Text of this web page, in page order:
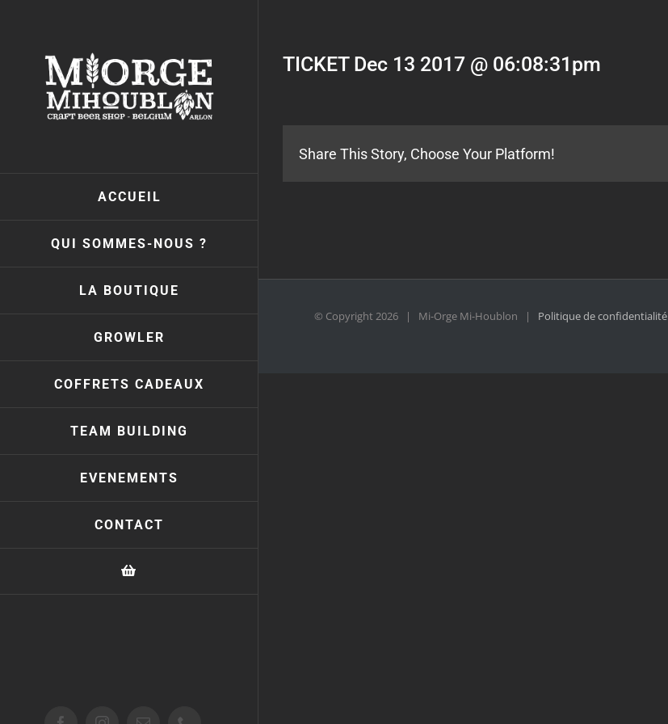
ACCUEIL
QUI SOMMES-NOUS ?
LA BOUTIQUE
GROWLER
COFFRETS CADEAUX
TEAM BUILDING
EVENEMENTS
CONTACT
TICKET Dec 13 2017 @ 06:08:31pm
Share This Story, Choose Your Platform!
© Copyright2026 | Mi-Orge Mi-Houblon | Politique de confidentialité